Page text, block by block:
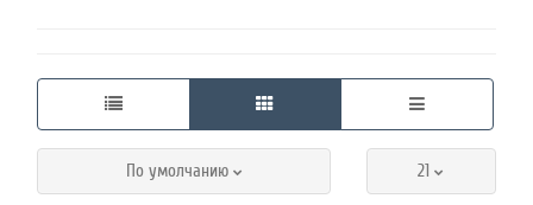
работы
21
По умолчанию